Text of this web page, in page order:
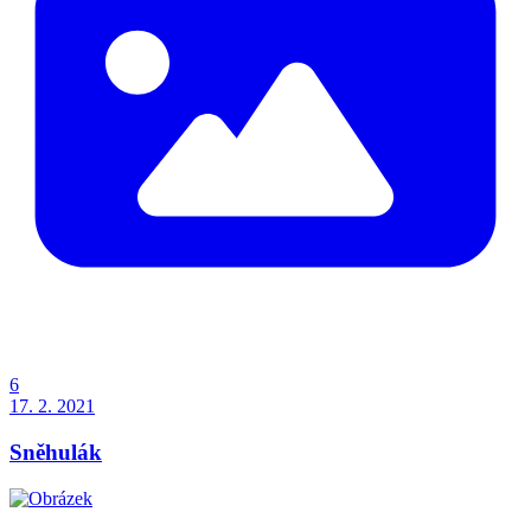
6
17. 2. 2021
Sněhulák